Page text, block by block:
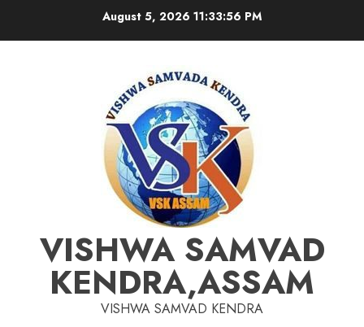
August 5, 202611:33:57 PM
VISHWA SAMVAD
KENDRA,ASSAM
VISHWA SAMVAD KENDRA